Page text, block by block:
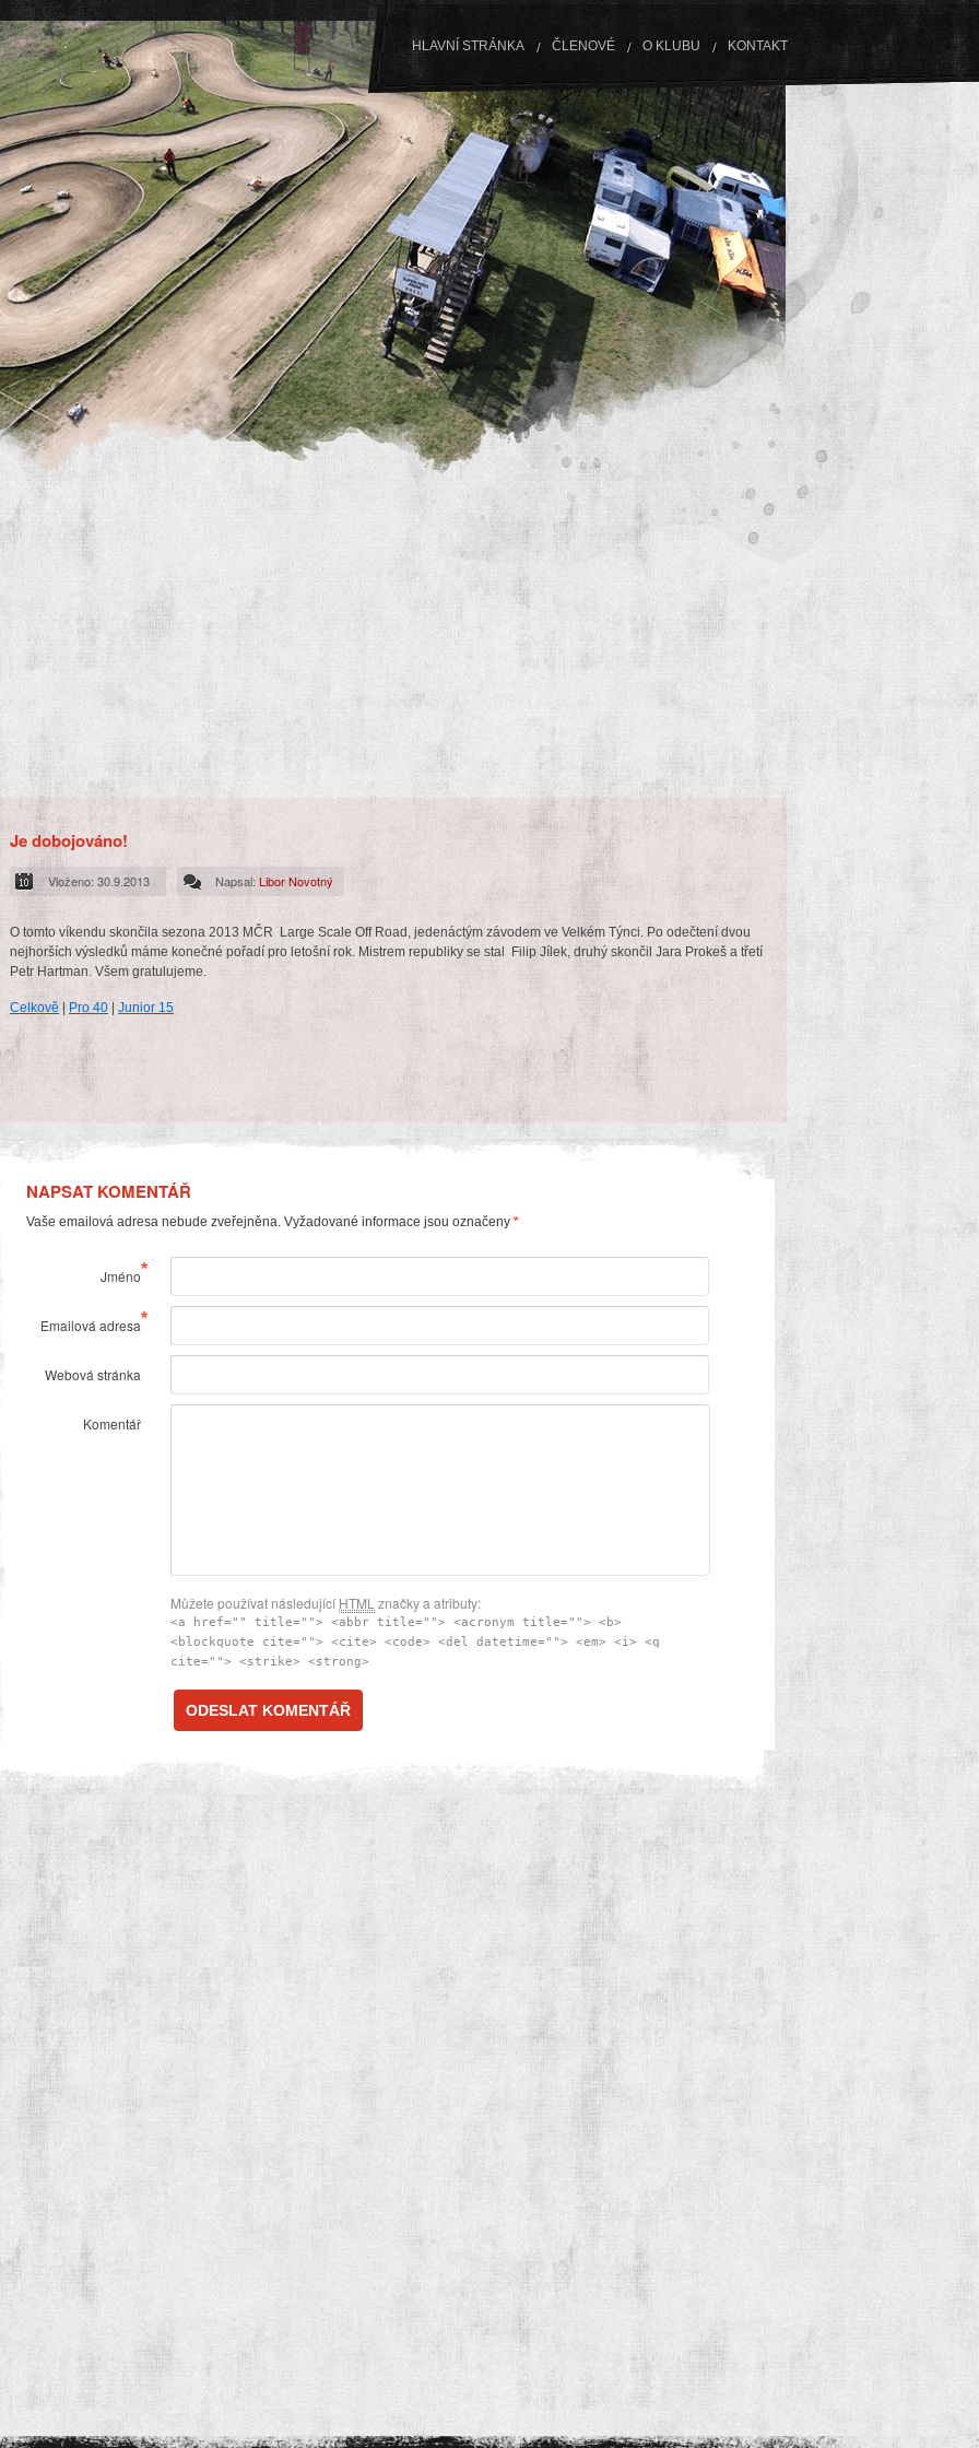
HLAVNÍ STRÁNKA ČLENOVÉ O KLUBU KONTAKT
Je dobojováno!
Vloženo: 30.9.2013 Napsal: Libor Novotný
O tomto víkendu skončila sezona 2013 MČR Large Scale Off Road, jedenáctým závodem ve Velkém Týnci. Po odečtení dvou
nejhorších výsledků máme konečné pořadí pro letošní rok. Mistrem republiky se stal Filip Jílek, druhý skončil Jara Prokeš a třetí
Petr Hartman. Všem gratulujeme.
Celkově Pro 40 Junior 15
NAPSAT KOMENTÁŘ
Vaše emailová adresa nebude zveřejněna. Vyžadované informace jsou označeny *
Jméno*
Emailová adresa*
Webová stránka
Komentář
Můžete používat následujícíHTML značky a atributy:
<a href="" title=""> <abbr title=""> <acronym title=""> <b>
<blockquote cite=""> <cite> <code> <del datetime=""> <em> <i> <q
cite=""> <strike> <strong>